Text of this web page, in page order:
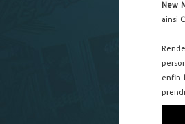
New
ainsi
enfin